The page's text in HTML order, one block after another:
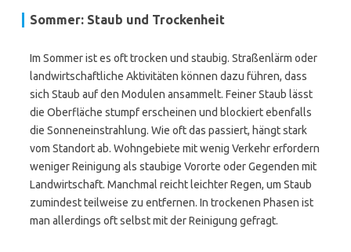
Sommer: Staub und Trockenheit
Im Sommer ist es oft trocken und staubig. Straßenlärm oder
landwirtschaftliche Aktivitäten können dazu führen, dass
sich Staub auf den Modulen ansammelt. Feiner Staub lässt
die Oberfläche stumpf erscheinen und blockiert ebenfalls
die Sonneneinstrahlung. Wie oft das passiert, hängt stark
vom Standort ab. Wohngebiete mit wenig Verkehr erfordern
weniger Reinigung als staubige Vororte oder Gegenden mit
Landwirtschaft. Manchmal reicht leichter Regen, um Staub
zumindest teilweise zu entfernen. In trockenen Phasen ist
man allerdings oft selbst mit der Reinigung gefragt.